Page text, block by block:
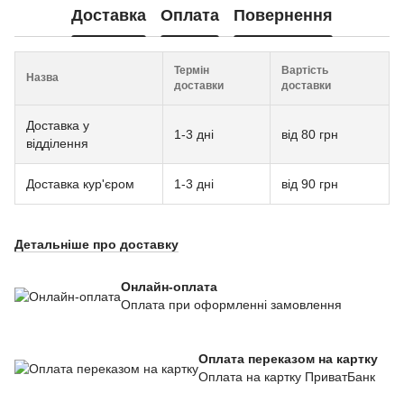
Доставка Оплата Повернення
Назва
Термін
доставки
Вартість
доставки
Доставка у
відділення
1-3 дні від 80 грн
Доставка кур'єром 1-3 дні від 90 грн
Детальніше про доставку
Онлайн-оплата
Оплата при оформленні замовлення
Оплата переказом на картку
Оплата на картку ПриватБанк